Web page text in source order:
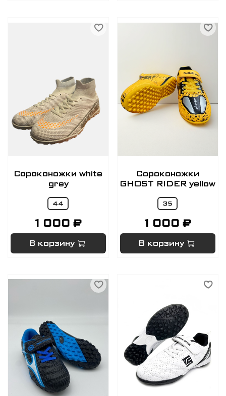
Сороконожки white
grey
44
1 000 ₽
В корзину
Сороконожки
GHOST RIDER yellow
35
1 000 ₽
В корзину